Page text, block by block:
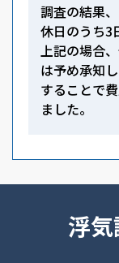
調査の結果
休日のうち3
上記の場合
は予め承知
することで
ました。
浮